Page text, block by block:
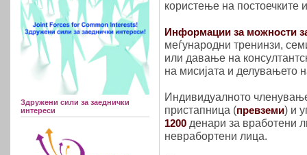
Здружени сили за заеднички
интереси
користење на постоечките
Информации за можности
меѓународни тренинзи,
или давање на
на мисијата и делувањето
Индивидуалното
пристапница (превземи) и
1200 денари за вработени
неврабортени лица.